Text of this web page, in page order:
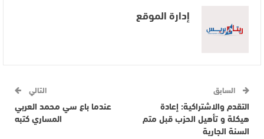
إدارة الموقع
السابق
التقدم والاشتراكية: إعادة
هيكلة و تأهيل الحزب قبل متم
السنة الجارية
التالي
عندما باع سي محمد العربي
المساري كتبه